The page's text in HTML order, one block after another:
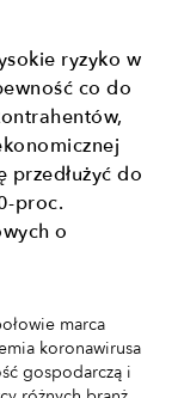
ryzyko w
co do
przedłużyć do
proc.
o
marca
koronawirusa
gospodarczą i